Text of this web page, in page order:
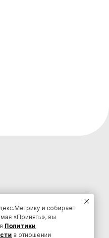
и собирает
«Принять», вы
Политики
в отношении